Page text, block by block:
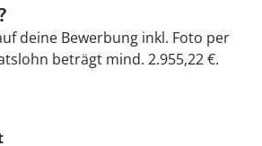
deine Bewerbung inkl. Foto per
beträgt mind. 2.955,22 €.